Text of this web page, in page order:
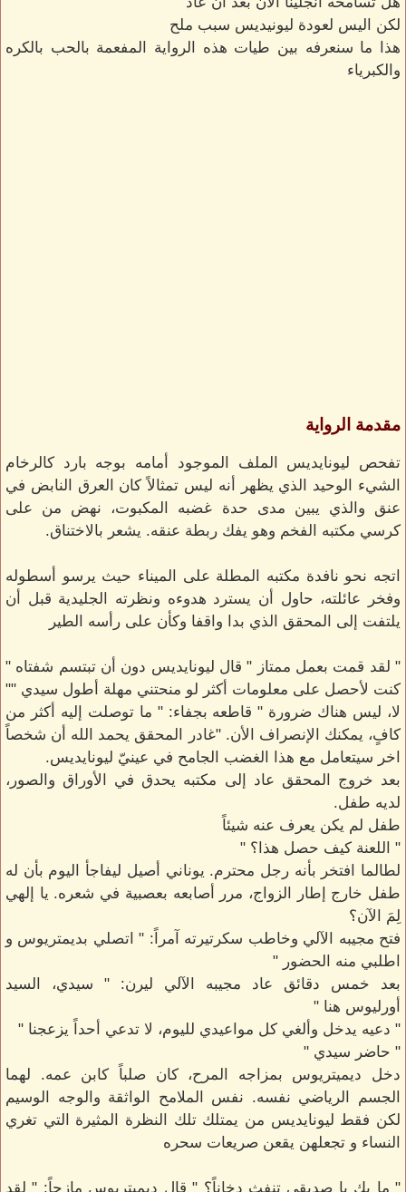
لكن اليس لعودة ليونيديس سبب ملح
هذا ما سنعرفه بين طيات هذه الرواية المفعمة بالحب بالكره
والكبرياء
مقدمة الرواية
تفحص ليونايديس الملف الموجود أمامه بوجه بارد كالرخام
الشيء الوحيد الذي يظهر أنه ليس تمثالاً كان العرق النابض في
عنق والذي يبين مدى حدة غضبه المكبوت، نهض من على
كرسي مكتبه الفخم وهو يفك ربطة عنقه. يشعر بالاختناق.
اتجه نحو نافدة مكتبه المطلة على الميناء حيث يرسو أسطوله
وفخر عائلته، حاول أن يسترد هدوءه ونظرته الجليدية قبل أن
يلتفت إلى المحقق الذي بدا واقفا وكأن على رأسه الطير
" لقد قمت بعمل ممتاز " قال ليونايديس دون أن تبتسم شفتاه "
كنت لأحصل على معلومات أكثر لو منحتني مهلة أطول سيدي ""
لا، ليس هناك ضرورة " قاطعه بجفاء: " ما توصلت إليه أكثر من
كافٍ، يمكنك الإنصراف الأن. "غادر المحقق يحمد الله أن شخصاً
اخر سيتعامل مع هذا الغضب الجامح في عينيّ ليونايديس.
بعد خروج المحقق عاد إلى مكتبه يحدق في الأوراق والصور،
لديه طفل.
طفل لم يكن يعرف عنه شيئاً
" اللعنة كيف حصل هذا؟ "
لطالما افتخر بأنه رجل محترم. يوناني أصيل ليفاجأ اليوم بأن له
طفل خارج إطار الزواج، مرر أصابعه بعصبية في شعره. يا إلهي
لِمَ الآن؟
فتح مجيبه الآلي وخاطب سكرتيرته آمراً: " اتصلي بديمتريوس و
اطلبي منه الحضور "
بعد خمس دقائق عاد مجيبه الآلي ليرن: " سيدي، السيد
أورليوس هنا "
" دعيه يدخل وألغي كل مواعيدي لليوم، لا تدعي أحداً يزعجنا "
" حاضر سيدي "
دخل ديميتريوس بمزاجه المرح، كان صلباً كابن عمه. لهما
الجسم الرياضي نفسه. نفس الملامح الواثقة والوجه الوسيم
لكن فقط ليونايديس من يمتلك تلك النظرة المثيرة التي تغري
النساء و تجعلهن يقعن صريعات سحره
" ما بك يا صديقي تنفث دخاناً؟ " قال ديميتريوس مازحاً: " لقد